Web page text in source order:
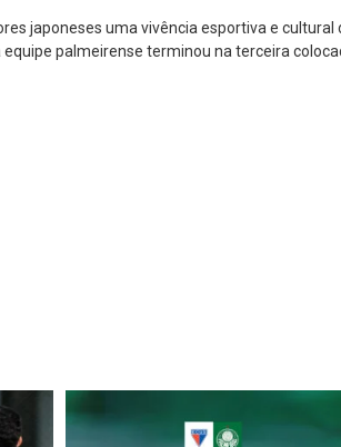
japoneses uma vivência esportiva e cultural
palmeirense terminou na terceira